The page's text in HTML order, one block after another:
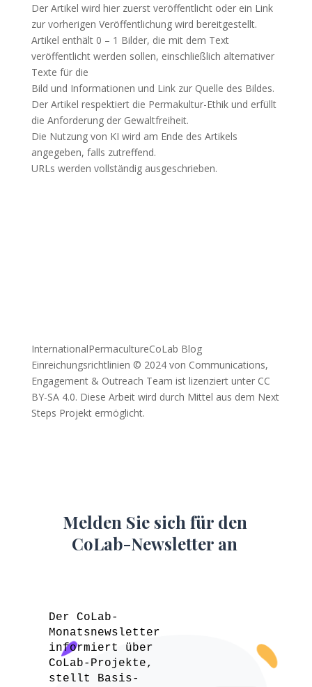
Der Artikel wird hier zuerst veröffentlicht oder ein Link
zur vorherigen Veröffentlichung wird bereitgestellt.
Artikel enthält 0 – 1 Bilder, die mit dem Text
veröffentlicht werden sollen, einschließlich alternativer
Texte für die
Bild und Informationen und Link zur Quelle des Bildes.
Der Artikel respektiert die Permakultur-Ethik und erfüllt
die Anforderung der Gewaltfreiheit.
Die Nutzung von KI wird am Ende des Artikels
angegeben, falls zutreffend.
URLs werden vollständig ausgeschrieben.
InternationalPermacultureCoLab Blog
Einreichungsrichtlinien © 2024 von Communications,
Engagement & Outreach Team ist lizenziert unter CC
BY-SA 4.0. Diese Arbeit wird durch Mittel aus dem Next
Steps Projekt ermöglicht.
Melden Sie sich für den
CoLab-Newsletter an
Der CoLab-
Monatsnewsletter
informiert über
CoLab-Projekte,
stellt Basis-